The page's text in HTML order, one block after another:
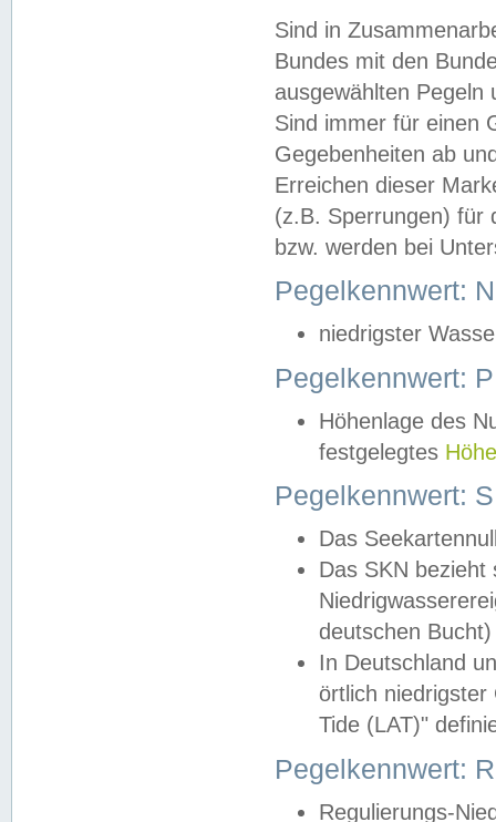
Sind in
Bundes mit den
ausgewählten
Sind immer für einen
Gegebenheiten ab
Erreichen dieser
(z.B. Sperrungen) für
bzw. werden bei
Pegelkennwert:
niedrigster
Pegelkennwert:
Höhenlage des
festgelegtes
Pegelkennwert:
Das
Das SKN
deutschen
In Deutschland
örtlich
Tide (LAT)"
Pegelkennwert:
Regulierungs-